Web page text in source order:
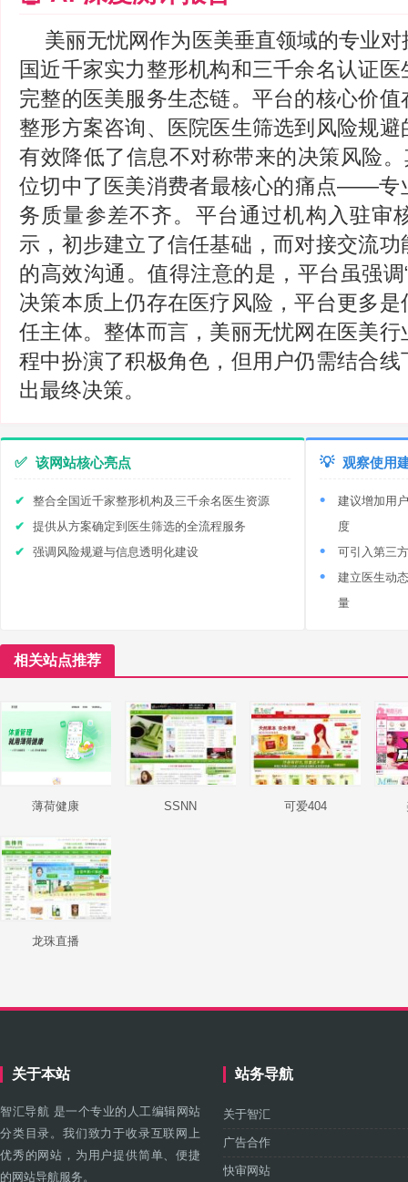
美丽无忧网作为医美垂直领域的专业
国近千家实力整形机构和三千余名认证
完整的医美服务生态链。平台的核心价
整形方案咨询、医院医生筛选到风险规
有效降低了信息不对称带来的决策风险。
位切中了医美消费者最核心的痛点——专
务质量参差不齐。平台通过机构入驻审
示，初步建立了信任基础，而对接交流
的高效沟通。值得注意的是，平台虽强调
决策本质上仍存在医疗风险，平台更多
任主体。整体而言，美丽无忧网在医美
程中扮演了积极角色，但用户仍需结合
出最终决策。
✅ 该网站核心亮点
整合全国近千家整形机构及三千余名医生资源
提供从方案确定到医生筛选的全流程服务
强调风险规避与信息透明化建设
💡 观察使用
建议增加用
度
可引入第三
建立医生动
量
相关站点推荐
薄荷健康 SSNN 可爱404
龙珠直播
关于本站
智汇导航 是一个专业的人工编辑网站
分类目录。我们致力于收录互联网上
优秀的网站，为用户提供简单、便捷
的网站导航服务。
站务导航
关于智汇
广告合作
快审网站